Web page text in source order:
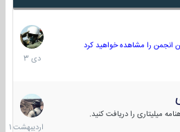
را مشاهده خواهید کرد
22
دی
1403
میلیتاری را دریافت کنید.
30
1401